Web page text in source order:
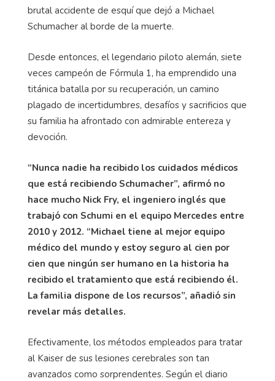
brutal accidente de esquí que dejó a Michael
Schumacher al borde de la muerte.
Desde entonces, el legendario piloto alemán, siete
veces campeón de Fórmula 1, ha emprendido una
titánica batalla por su recuperación, un camino
plagado de incertidumbres, desafíos y sacrificios que
su familia ha afrontado con admirable entereza y
devoción.
“Nunca nadie ha recibido los cuidados médicos
que está recibiendo Schumacher”, afirmó no
hace mucho Nick Fry, el ingeniero inglés que
trabajó con Schumi en el equipo Mercedes entre
2010 y 2012. “Michael tiene al mejor equipo
médico del mundo y estoy seguro al cien por
cien que ningún ser humano en la historia ha
recibido el tratamiento que está recibiendo él.
La familia dispone de los recursos”, añadió sin
revelar más detalles.
Efectivamente, los métodos empleados para tratar
al Kaiser de sus lesiones cerebrales son tan
avanzados como sorprendentes. Según el diario